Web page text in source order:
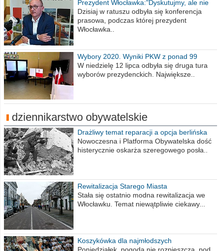
Prezydent Włocławka:"Dyskutujmy, ale nie
obrażajmy się”
Dzisiaj w ratuszu odbyła się konferencja
prasowa, podczas której prezydent
Włocławka..
Wybory 2020. Wyniki PKW z ponad 99
procent obwodów
W niedzielę 12 lipca odbyła się druga tura
wyborów prezydenckich. Największe..
dziennikarstwo obywatelskie
Drażliwy temat reparacji a opcja berlińska
Nowoczesna i Platforma Obywatelska dość
histerycznie oskarża szeregowego posła..
Rewitalizacja Starego Miasta
Stała się ostatnio modna rewitalizacja we
Włocławku. Temat niewątpliwie ciekawy...
Koszykówka dla najmłodszych
Poniedziałek, pogoda nie rozpieszcza, pod